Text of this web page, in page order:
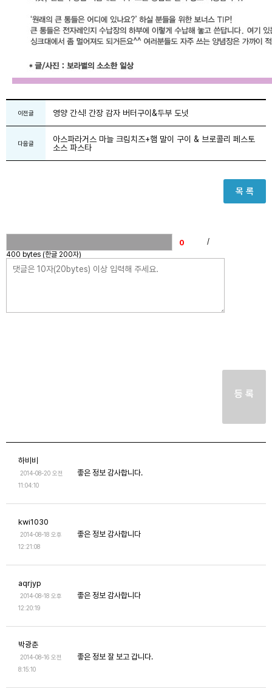
이전글 영양 간식! 간장 감자 버터구이&두부 도넛
다음글
아스파라거스 마늘 크림치즈+햄 말이 구이 & 브로콜리 페스토
소스 파스타
목 록
/
400 bytes (한글 200자)
등 록
하비비
2014-08-20 오전
11:04:10
좋은 정보 감사합니다.
kwi1030
2014-08-18 오후
12:21:08
좋은 정보 감사합니다
aqrjyp
2014-08-18 오후
12:20:19
좋은 정보 감사합니다
박광춘
2014-08-16 오전
8:15:10
좋은 정보 잘 보고 갑니다.